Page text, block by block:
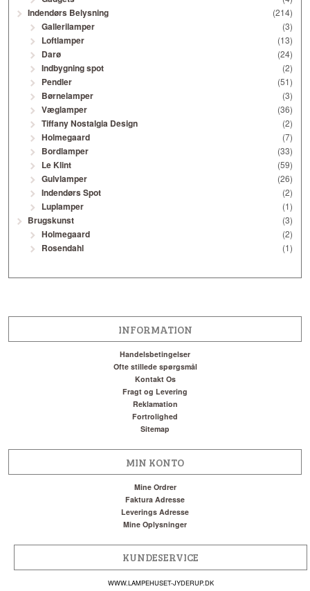
Indendørs Belysning (214)
Gallerilamper (3)
Loftlamper (13)
Darø (24)
Indbygning spot (2)
Pendler (51)
Børnelamper (3)
Væglamper (36)
Tiffany Nostalgia Design (2)
Holmegaard (7)
Bordlamper (33)
Le Klint (59)
Gulvlamper (26)
Indendørs Spot (2)
Luplamper (1)
Brugskunst (3)
Holmegaard (2)
Rosendahl (1)
INFORMATION
Handelsbetingelser
Ofte stillede spørgsmål
Kontakt Os
Fragt og Levering
Reklamation
Fortrolighed
Sitemap
MIN KONTO
Mine Ordrer
Faktura Adresse
Leverings Adresse
Mine Oplysninger
KUNDESERVICE
WWW.LAMPEHUSET-JYDERUP.DK